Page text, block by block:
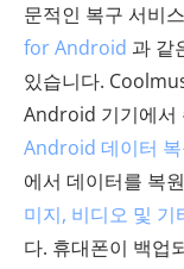
문적인 복구 서비
for Android 과 같
있습니다.
Android 기기에서
Android 데이터
에서 데이터를 복
미지, 비디오 및
다. 휴대폰이 백업